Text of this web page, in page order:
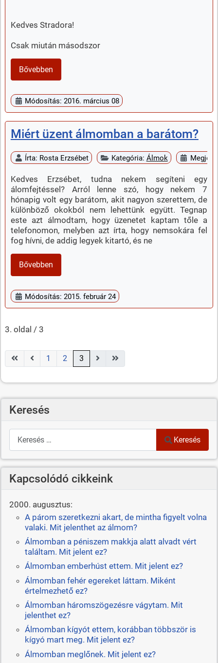
Kedves Stradora!
Csak miután másodszor
Bővebben
Módosítás: 2016. március 08
Miért üzent álmomban a barátom?
Írta: Rosta Erzsébet Kategória: Álmok
Kedves Erzsébet, tudna nekem segíteni egy
álomfejtéssel? Arról lenne szó, hogy nekem 7
hónapig volt egy barátom, akit nagyon szerettem, de
különböző okokból nem lehettünk együtt. Tegnap
este azt álmodtam, hogy üzenetet kaptam tőle a
telefonomon, melyben azt írta, hogy nemsokára fel
fog hívni, de addig legyek kitartó, és ne
Bővebben
Módosítás: 2015. február 24
3. oldal / 3
1 2 3
Keresés
Keresés
Keresés
Kapcsolódó cikkeink
2000. augusztus:
A párom szeretkezni akart, de mintha figyelt volna
valaki. Mit jelenthet az álmom?
Álmomban a péniszem makkja alatt alvadt vért
találtam. Mit jelent ez?
Álmomban emberhúst ettem. Mit jelent ez?
Álmomban fehér egereket láttam. Miként
értelmezhető ez?
Álmomban háromszögezésre vágytam. Mit
jelenthet ez?
Álmomban kígyót ettem, korábban többször is
kígyó mart meg. Mit jelent ez?
Álmomban meglőnek. Mit jelent ez?